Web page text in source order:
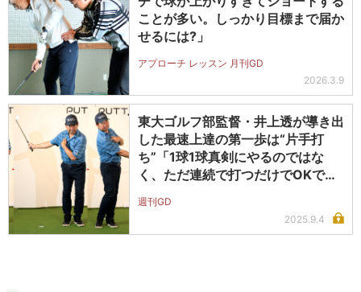
ことが多い。しっかり目標まで届か
せるには?」
アプローチ レッスン 月刊GD
2026.3.9
東大ゴルフ部監督・井上透が導き出
した最速上達の第一歩は“片手打
ち”「1球1球真剣にやるのではな
く、ただ連続で打つだけでOKで
週刊GD
2025.9.4